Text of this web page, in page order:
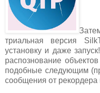
триальная версия
установку и даже
распознование
подобные следующим
сообщения от рекордера